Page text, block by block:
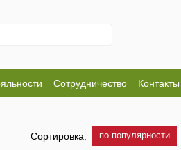
Сотрудничество Контакты
Сортировка: по популярности